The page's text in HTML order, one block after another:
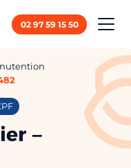
02 97 59 15 50
–